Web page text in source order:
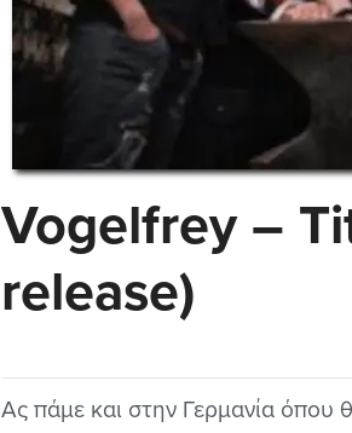
Vogelfrey –
release)
Ας πάμε και στην Γερμανία